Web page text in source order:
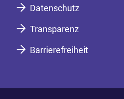
Datenschutz
Transparenz
Barrierefreiheit